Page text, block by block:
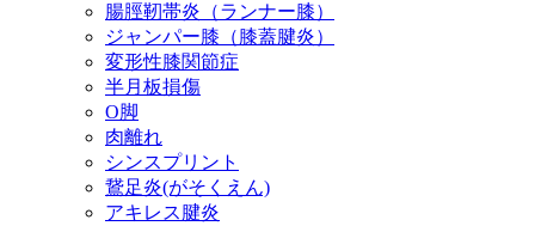
腸脛靭帯炎（ランナー膝）
ジャンパー膝（膝蓋腱炎）
変形性膝関節症
半月板損傷
O脚
肉離れ
シンスプリント
鵞足炎(がそくえん)
アキレス腱炎